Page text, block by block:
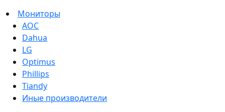
Мониторы
AOC
Dahua
LG
Optimus
Phillips
Tiandy
Иные производители